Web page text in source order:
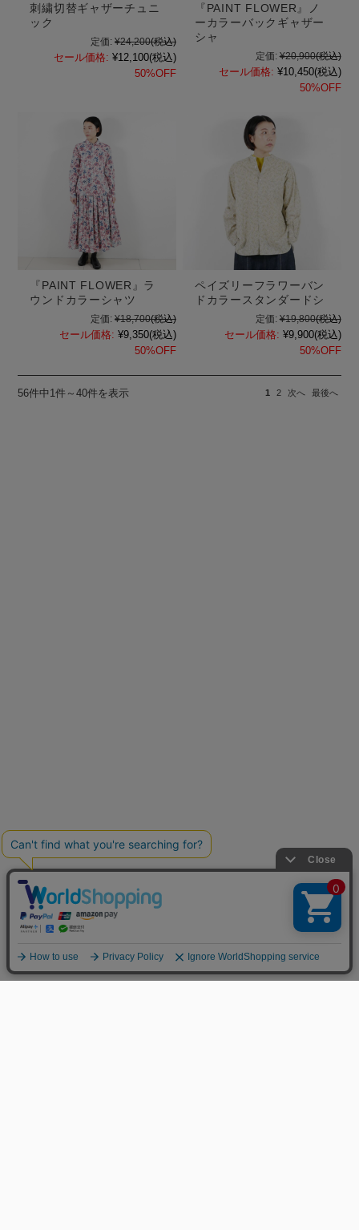
刺繍切替ギャザーチュニ
ック
定価: ¥24,200(税込)
セール価格: ¥12,100(税込)
50%OFF
『PAINT FLOWER』ノ
ーカラーバックギャザー
シャ
定価: ¥20,900(税込)
セール価格: ¥10,450(税込)
50%OFF
『PAINT FLOWER』ラ
ウンドカラーシャツ
定価: ¥18,700(税込)
セール価格: ¥9,350(税込)
50%OFF
ペイズリーフラワーバン
ドカラースタンダードシ
定価: ¥19,800(税込)
セール価格: ¥9,900(税込)
50%OFF
56件中1件～40件を表示 1 2 次へ 最後へ